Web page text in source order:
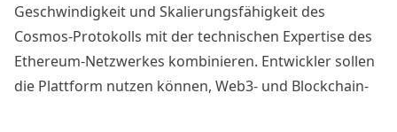
Geschwindigkeit und Skalierungsfähigkeit des
Cosmos-Protokolls mit der technischen Expertise des
Ethereum-Netzwerkes kombinieren. Entwickler sollen
die Plattform nutzen können, Web3- und Blockchain-